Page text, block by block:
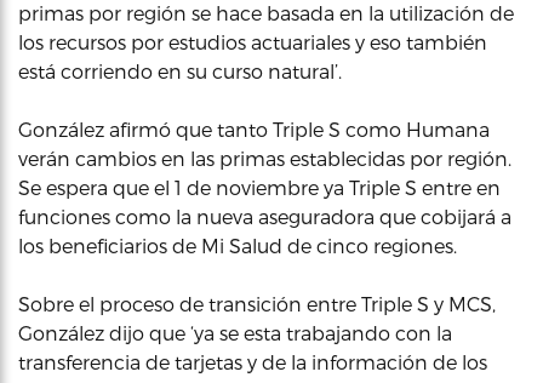
primas por región se hace basada en la utilización de
los recursos por estudios actuariales y eso también
está corriendo en su curso natural’.
González afirmó que tanto Triple S como Humana
verán cambios en las primas establecidas por región.
Se espera que el 1 de noviembre ya Triple S entre en
funciones como la nueva aseguradora que cobijará a
los beneficiarios de Mi Salud de cinco regiones.
Sobre el proceso de transición entre Triple S y MCS,
González dijo que ‘ya se esta trabajando con la
transferencia de tarjetas y de la información de los